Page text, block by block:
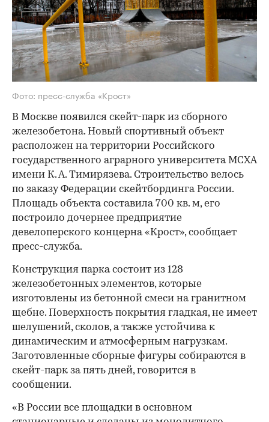
Фото: пресс-служба «Крост»
В Москве появился скейт-парк из сборного
железобетона. Новый спортивный объект
расположен на территории Российского
государственного аграрного университета МСХА
имени К. А. Тимирязева. Строительство велось
по заказу Федерации скейтбординга России.
Площадь объекта составила 700 кв. м, его
построило дочернее предприятие
девелоперского концерна «Крост», сообщает
пресс-служба.
Конструкция парка состоит из 128
железобетонных элементов, которые
изготовлены из бетонной смеси на гранитном
щебне. Поверхность покрытия гладкая, не имеет
шелушений, сколов, а также устойчива к
динамическим и атмосферным нагрузкам.
Заготовленные сборные фигуры собираются в
скейт-парк за пять дней, говорится в
сообщении.
«В России все площадки в основном